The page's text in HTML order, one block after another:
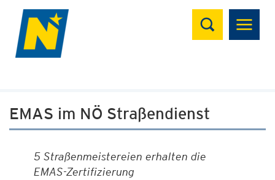
Suchen
EMAS im NÖ Straßendienst
5 Straßenmeistereien erhalten die
EMAS-Zertifizierung